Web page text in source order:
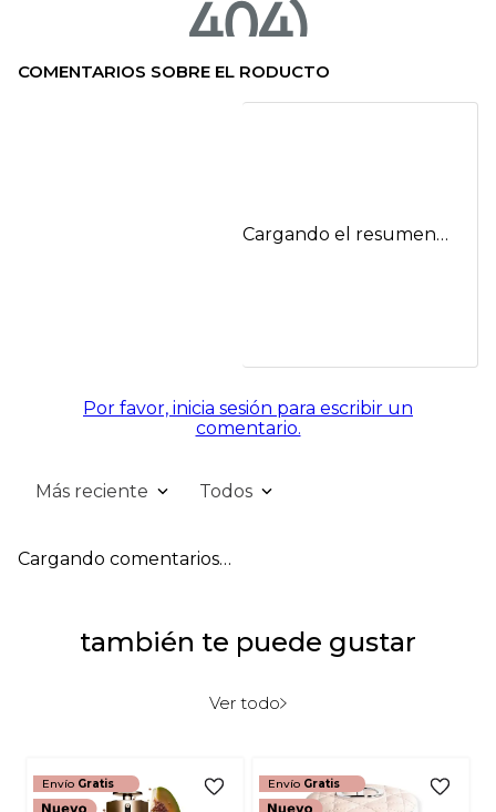
COMENTARIOS SOBRE EL RODUCTO
Cargando el resumen…
Por favor, inicia sesión para escribir un
comentario.
Más reciente Todos
Cargando comentarios…
también te puede gustar
Ver todo
Envío Gratis Envío Gratis